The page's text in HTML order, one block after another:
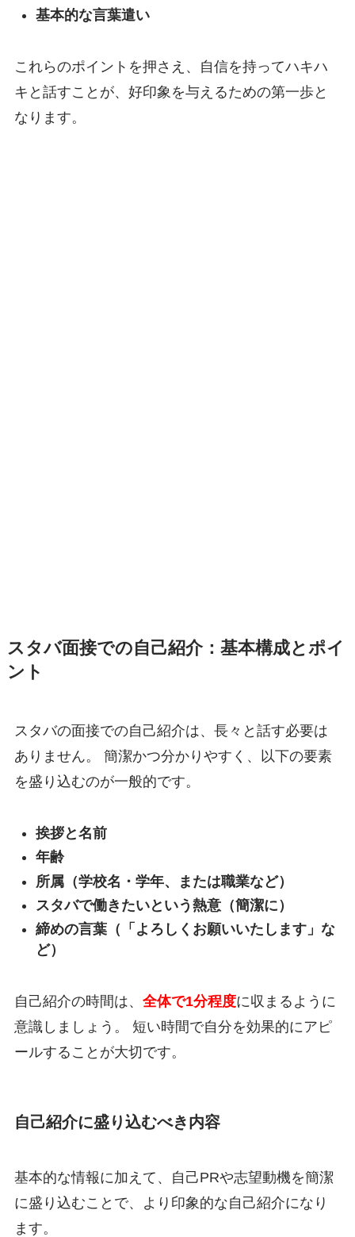
基本的な言葉遣い
これらのポイントを押さえ、自信を持ってハキハ
キと話すことが、好印象を与えるための第一歩と
なります。
スタバ面接での自己紹介：基本構成とポイ
ント
スタバの面接での自己紹介は、長々と話す必要は
ありません。 簡潔かつ分かりやすく、以下の要素
を盛り込むのが一般的です。
挨拶と名前
年齢
所属（学校名・学年、または職業など）
スタバで働きたいという熱意（簡潔に）
締めの言葉（「よろしくお願いいたします」な
ど）
自己紹介の時間は、 全体で1分程度に収まるように
意識しましょう。 短い時間で自分を効果的にアピ
ールすることが大切です。
自己紹介に盛り込むべき内容
基本的な情報に加えて、自己PRや志望動機を簡潔
に盛り込むことで、より印象的な自己紹介になり
ます。